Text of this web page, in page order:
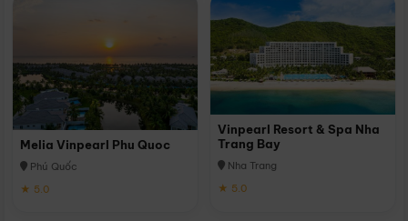
Melia Vinpearl Phu Quoc
Phú Quốc
★ 5.0
Vinpearl Resort & Spa Nha
Trang Bay
Nha Trang
★ 5.0